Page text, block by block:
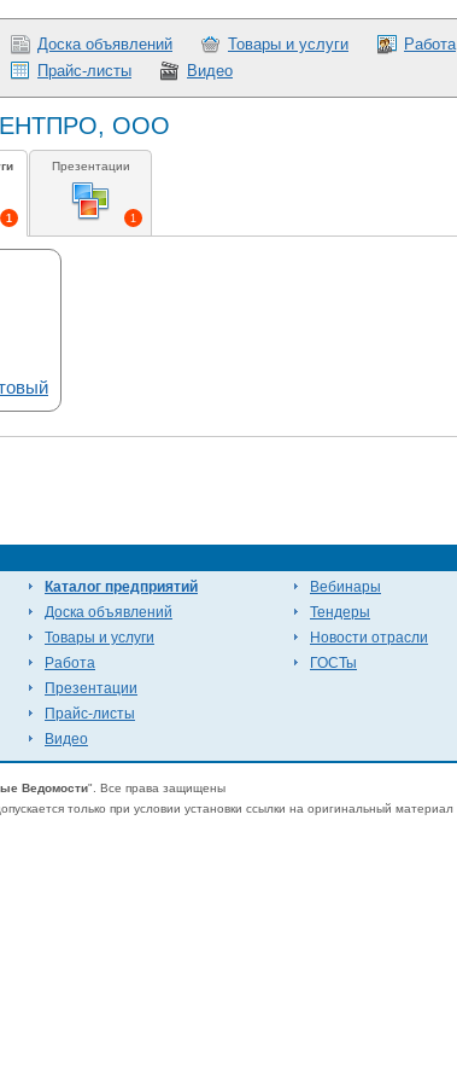
Доска объявлений Товары и услуги Работа
Прайс-листы
Видео
ООО
1 1
Презентации
Каталог предприятий
Доска объявлений
Товары и услуги
Работа
Презентации
Прайс-листы
Видео
Вебинары
Тендеры
Новости отрасли
ГОСТы
Ведомости". Все права защищены
только при условии установки ссылки на оригинальный материал